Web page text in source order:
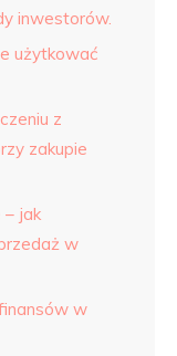
inwestorów.
użytkować
z
zakupie
– jak
w
w